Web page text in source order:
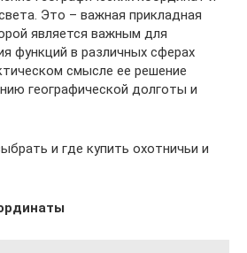
Это – важная прикладная
является важным для
функций в различных сферах
смысле ее решение
географической долготы и
и где купить охотничьи и